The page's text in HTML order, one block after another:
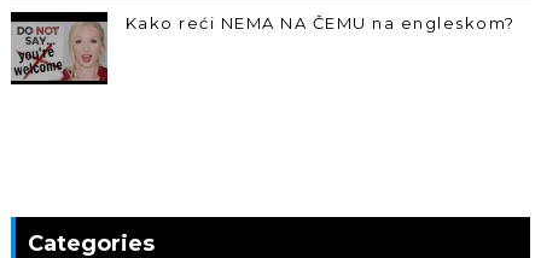
Kako reći NEMA NA ČEMU na engleskom?
Categories